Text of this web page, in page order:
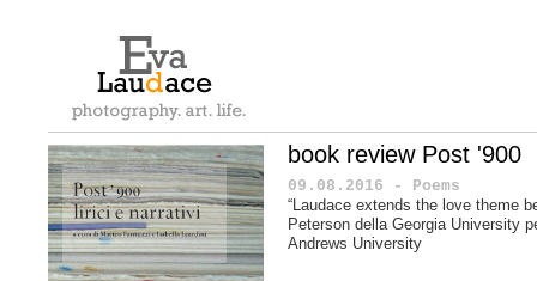
book review Post '900
09.08.2016 - Poems
“Laudace extends the love theme
Peterson della Georgia University
Andrews University